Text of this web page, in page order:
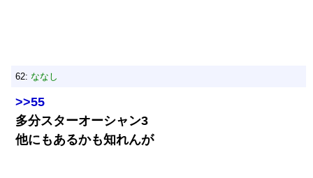
62: ななし
>>55
多分スターオーシャン3
他にもあるかも知れんが